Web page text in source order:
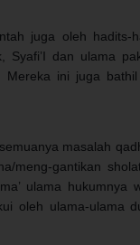
juga oleh hadits-
Syafi’I dan ulama
Mereka ini juga
masalah
meng-gantikan
ulama hukumnya
oleh ulama-ulama